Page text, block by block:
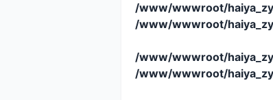
/www/wwwroot/
/www/wwwroot/
/www/wwwroot/
/www/wwwroot/